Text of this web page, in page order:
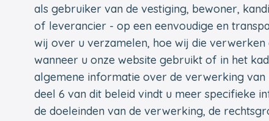
als gebruiker van de vestiging, bewoner,
of leverancier - op een eenvoudige en
wij over u verzamelen, hoe wij die
wanneer u onze website gebruikt of in het
algemene informatie over de verwerking van
deel 6 van dit beleid vindt u meer specifieke
de doeleinden van de verwerking, de